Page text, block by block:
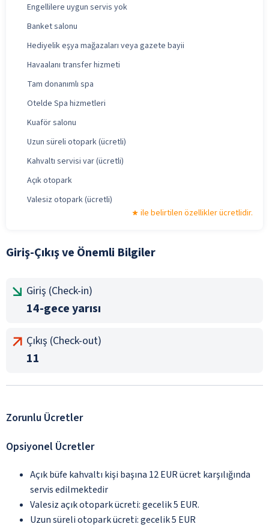
Engellilere uygun servis yok
Banket salonu
Hediyelik eşya mağazaları veya gazete bayii
Havaalanı transfer hizmeti
Tam donanımlı spa
Otelde Spa hizmetleri
Kuaför salonu
Uzun süreli otopark (ücretli)
Kahvaltı servisi var (ücretli)
Açık otopark
Valesiz otopark (ücretli)
ile belirtilen özellikler ücretlidir.
Giriş-Çıkış ve Önemli Bilgiler
Giriş (Check-in)
14-gece yarısı
Çıkış (Check-out)
11
Zorunlu Ücretler
Opsiyonel Ücretler
Açık büfe kahvaltı kişi başına 12 EUR ücret karşılığında
servis edilmektedir
Valesiz açık otopark ücreti: gecelik 5 EUR.
Uzun süreli otopark ücreti: gecelik 5 EUR